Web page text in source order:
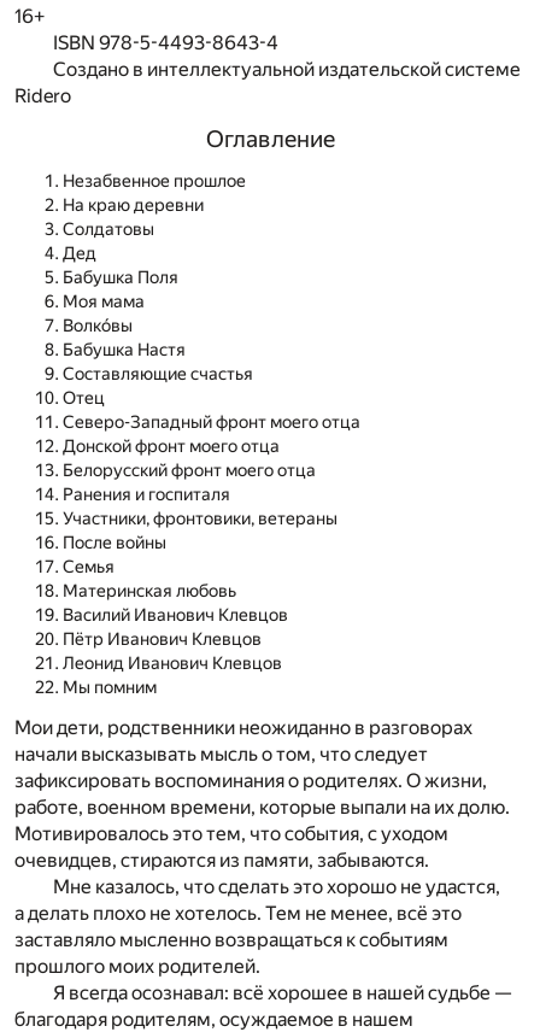
16+
ISBN 978-5-4493-8643-4
Создано в интеллектуальной издательской системе
Ridero
Оглавление
Незабвенное прошлое
На краю деревни
Солдатовы
Дед
Бабушка Поля
Моя мама
Волкóвы
Бабушка Настя
Составляющие счастья
Отец
Северо-Западный фронт моего отца
Донской фронт моего отца
Белорусский фронт моего отца
Ранения и госпиталя
Участники, фронтовики, ветераны
После войны
Семья
Материнская любовь
Василий Иванович Клевцов
Пётр Иванович Клевцов
Леонид Иванович Клевцов
Мы помним
Мои дети, родственники неожиданно в разговорах
начали высказывать мысль о том, что следует
зафиксировать воспоминания о родителях. О жизни,
работе, военном времени, которые выпали на их долю.
Мотивировалось это тем, что события, с уходом
очевидцев, стираются из памяти, забываются.
Мне казалось, что сделать это хорошо не удастся,
а делать плохо не хотелось. Тем не менее, всё это
заставляло мысленно возвращаться к событиям
прошлого моих родителей.
Я всегда осознавал: всё хорошее в нашей судьбе —
благодаря родителям, осуждаемое в нашем